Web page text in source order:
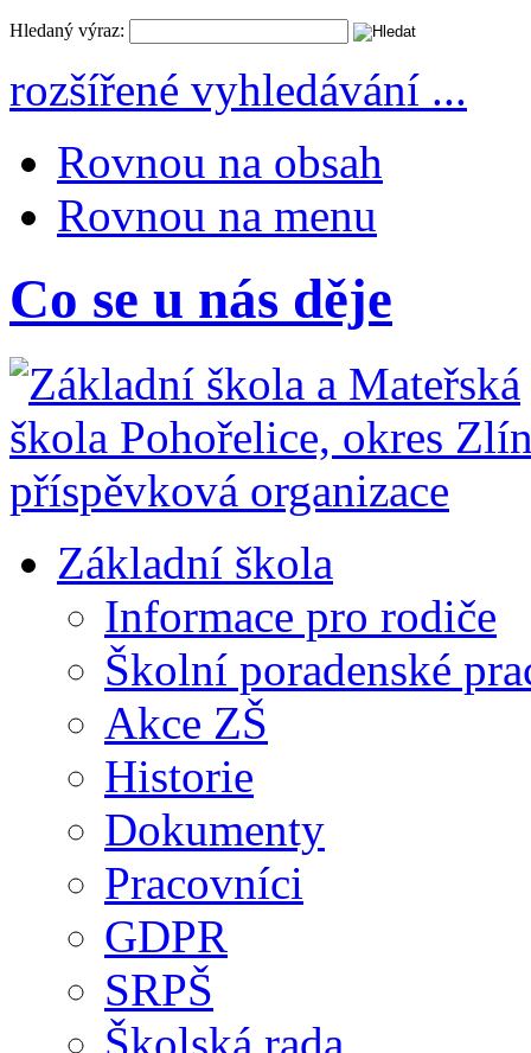
Hledaný výraz:
rozšířené vyhledávání ...
Rovnou na obsah
Rovnou na menu
Co se u nás děje
Základní škola
Informace pro rodiče
Školní poradenské
Akce ZŠ
Historie
Dokumenty
Pracovníci
GDPR
SRPŠ
Školská rada